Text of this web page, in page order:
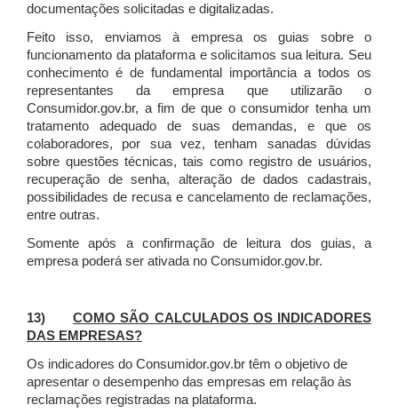
documentações solicitadas e digitalizadas.
Feito isso, enviamos à empresa os guias sobre o
funcionamento da plataforma e solicitamos sua leitura. Seu
conhecimento é de fundamental importância a todos os
representantes da empresa que utilizarão o
Consumidor.gov.br, a fim de que o consumidor tenha um
tratamento adequado de suas demandas, e que os
colaboradores, por sua vez, tenham sanadas dúvidas
sobre questões técnicas, tais como registro de usuários,
recuperação de senha, alteração de dados cadastrais,
possibilidades de recusa e cancelamento de reclamações,
entre outras.
Somente após a confirmação de leitura dos guias, a
empresa poderá ser ativada no Consumidor.gov.br.
13)COMO SÃO CALCULADOS OS INDICADORES
DAS EMPRESAS?
Os indicadores do Consumidor.gov.br têm o objetivo de
apresentar o desempenho das empresas em relação às
reclamações registradas na plataforma.